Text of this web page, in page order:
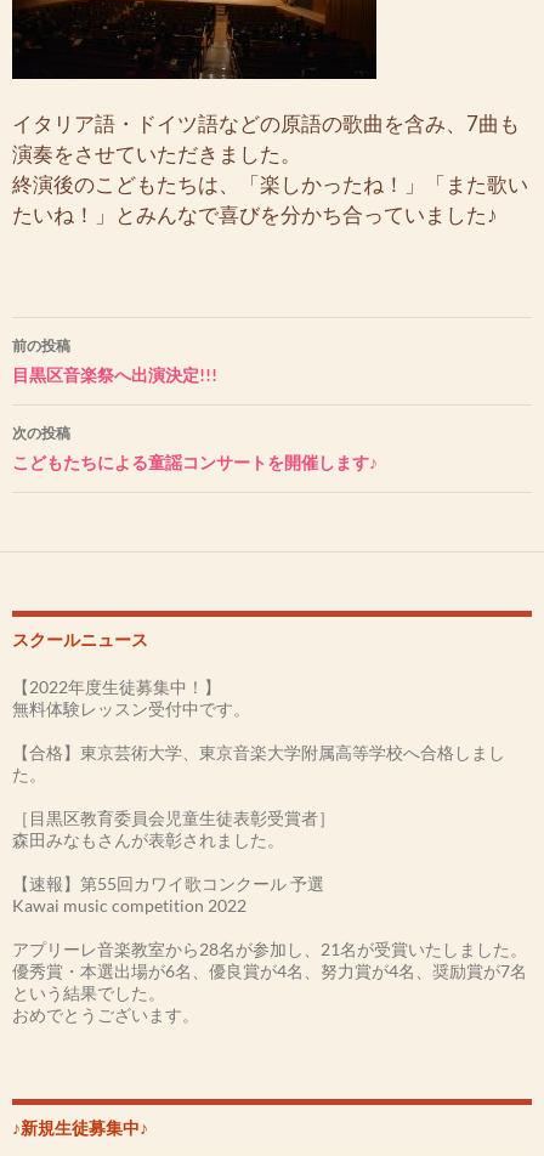
イタリア語・ドイツ語などの原語の歌曲を含み、7曲も
演奏をさせていただきました。
終演後のこどもたちは、「楽しかったね！」「また歌い
たいね！」とみんなで喜びを分かち合っていました♪
投
稿
ナ
ビ
ゲ
ー
ョ
前の投稿
目黒区音楽祭へ出演決定!!!
次の投稿
こどもたちによる童謡コンサートを開催します♪
スクールニュース
【2022年度生徒募集中！】
無料体験レッスン受付中です。
【合格】東京芸術大学、東京音楽大学附属高等学校へ合格しまし
た。
［目黒区教育委員会児童生徒表彰受賞者］
森田みなもさんが表彰されました。
【速報】第55回カワイ歌コンクール 予選
Kawai music competition 2022
アプリーレ音楽教室から28名が参加し、21名が受賞いたしました。
優秀賞・本選出場が6名、優良賞が4名、努力賞が4名、奨励賞が7名
という結果でした。
おめでとうございます。
森田みなもさん 優勝(金賞)
井上わかなさん 入賞
♪新規生徒募集中♪